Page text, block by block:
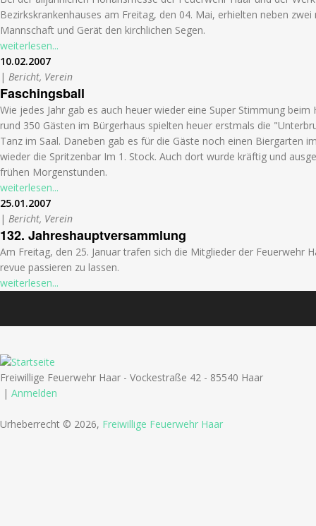
Bezirkskrankenhauses am Freitag, den 04. Mai, erhielten neben
Mannschaft und Gerät den kirchlichen Segen.
weiterlesen...
10.02.2007
| Bericht, Verein
Faschingsball
Wie jedes Jahr gab es auch heuer wieder eine Super Stimmung beim
rund 350 Gästen im Bürgerhaus spielten heuer erstmals die
Tanz im Saal. Daneben gab es für die Gäste noch einen Biergarten
wieder die Spritzenbar Im 1. Stock. Auch dort wurde kräftig und
frühen Morgenstunden.
weiterlesen...
25.01.2007
| Bericht, Verein
132. Jahreshauptversammlung
Am Freitag, den 25. Januar trafen sich die Mitglieder der Feuerwehr
revue passieren zu lassen.
weiterlesen...
Freiwillige Feuerwehr Haar - Vockestraße 42 - 85540 Haar
| Anmelden
Urheberrecht © 2026, Freiwillige Feuerwehr Haar